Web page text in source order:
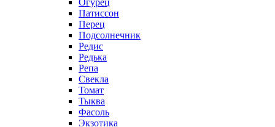
Огурец
Патиссон
Перец
Подсолнечник
Редис
Редька
Репа
Свекла
Томат
Тыква
Фасоль
Экзотика